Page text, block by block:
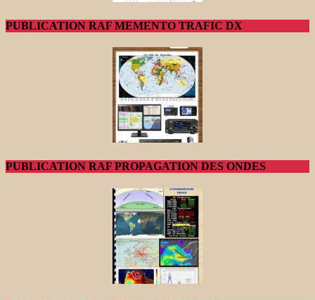
PUBLICATION RAF MEMENTO TRAFIC DX
PUBLICATION RAF PROPAGATION DES ONDES